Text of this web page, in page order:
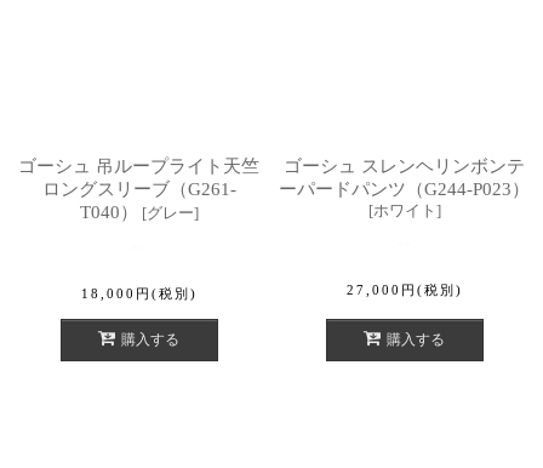
ゴーシュ 吊ループライト天竺
ロングスリーブ（G261-
T040）
[グレー]
18,000 円 (税別)
購入する
ゴーシュ スレンヘリンボンテ
ーパードパンツ（G244-P023）
[ホワイト ]
27,000 円 (税別)
購入する